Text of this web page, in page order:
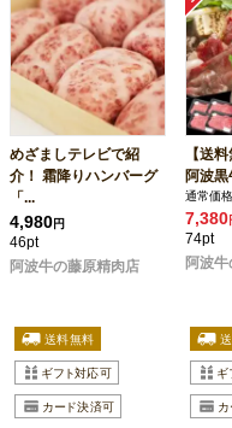
めざましテレビで紹
介！ 霜降りハンバーグ
「...
4,980円
46pt
阿波牛の藤原精肉店
【送
阿波
通常価格
7,380
74pt
阿波